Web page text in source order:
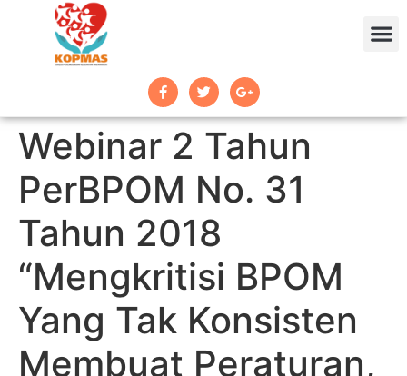
Webinar 2 Tahun
PerBPOM No. 31
Tahun 2018
“Mengkritisi BPOM
Yang Tak Konsisten
Membuat Peraturan,